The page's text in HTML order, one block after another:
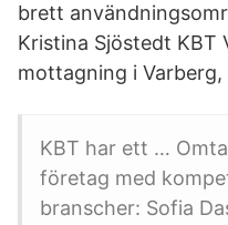
brett
Kristina Sjöstedt KBT
mottagning i
KBT har ett …
företag med
branscher: Sofia